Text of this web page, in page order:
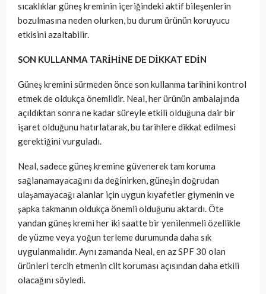
sıcaklıklar güneş kreminin içeriğindeki aktif bileşenlerin
bozulmasına neden olurken, bu durum ürünün koruyucu
etkisini azaltabilir.
SON KULLANMA TARİHİNE DE DİKKAT EDİN
Güneş kremini sürmeden önce son kullanma tarihini kontrol
etmek de oldukça önemlidir. Neal, her ürünün ambalajında
açıldıktan sonra ne kadar süreyle etkili olduğuna dair bir
işaret olduğunu hatırlatarak, bu tarihlere dikkat edilmesi
gerektiğini vurguladı.
Neal, sadece güneş kremine güvenerek tam koruma
sağlanamayacağını da değinirken, güneşin doğrudan
ulaşamayacağı alanlar için uygun kıyafetler giymenin ve
şapka takmanın oldukça önemli olduğunu aktardı. Öte
yandan güneş kremi her iki saatte bir yenilenmeli özellikle
de yüzme veya yoğun terleme durumunda daha sık
uygulanmalıdır. Aynı zamanda Neal, en az SPF 30 olan
ürünleri tercih etmenin cilt koruması açısından daha etkili
olacağını söyledi.